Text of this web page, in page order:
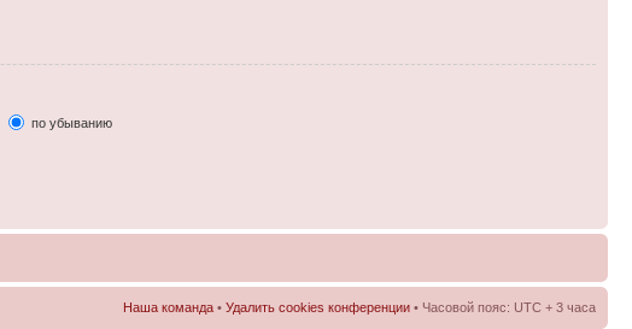
по убыванию
Наша команда • Удалить cookies конференции • Часовой пояс: UTC + 3 часа